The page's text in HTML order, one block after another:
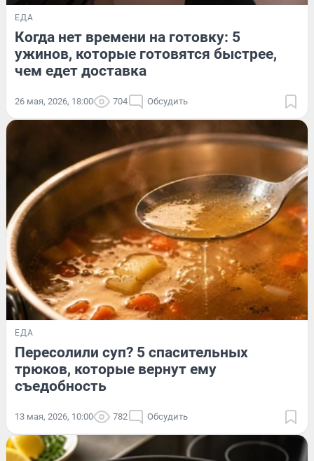
ЕДА
Когда нет времени на готовку: 5
ужинов, которые готовятся быстрее,
чем едет доставка
26 мая, 2026, 18:00 704 Обсудить
ЕДА
Пересолили суп? 5 спасительных
трюков, которые вернут ему
съедобность
13 мая, 2026, 10:00 782 Обсудить